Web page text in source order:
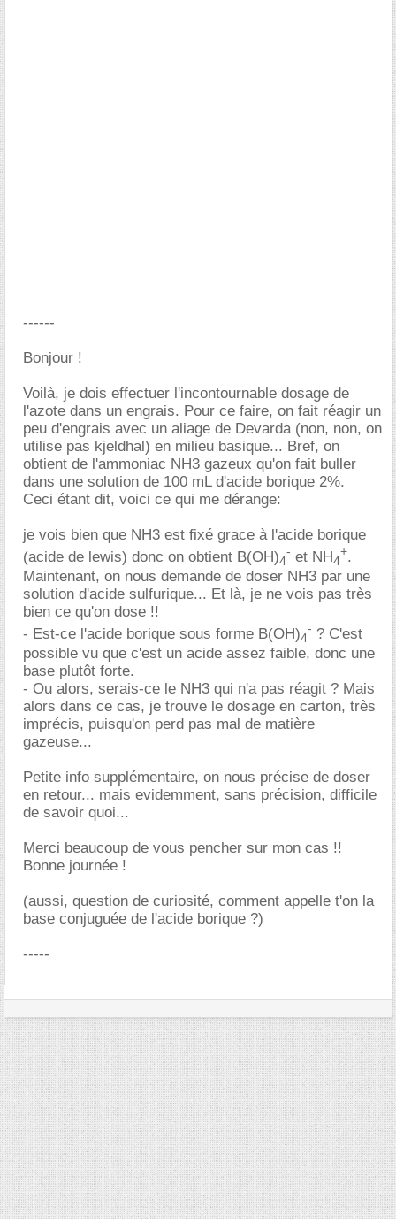
------
Bonjour !
Voilà, je dois effectuer l'incontournable dosage de
l'azote dans un engrais. Pour ce faire, on fait réagir un
peu d'engrais avec un aliage de Devarda (non, non, on
utilise pas kjeldhal) en milieu basique... Bref, on
obtient de l'ammoniac NH3 gazeux qu'on fait buller
dans une solution de 100 mL d'acide borique 2%.
Ceci étant dit, voici ce qui me dérange:
je vois bien que NH3 est fixé grace à l'acide borique
(acide de lewis) donc on obtient B(OH)4
- et NH4
+.
Maintenant, on nous demande de doser NH3 par une
solution d'acide sulfurique... Et là, je ne vois pas très
bien ce qu'on dose !!
- Est-ce l'acide borique sous forme B(OH)4
- ? C'est
possible vu que c'est un acide assez faible, donc une
base plutôt forte.
- Ou alors, serais-ce le NH3 qui n'a pas réagit ? Mais
alors dans ce cas, je trouve le dosage en carton, très
imprécis, puisqu'on perd pas mal de matière
gazeuse...
Petite info supplémentaire, on nous précise de doser
en retour... mais evidemment, sans précision, difficile
de savoir quoi...
Merci beaucoup de vous pencher sur mon cas !!
Bonne journée !
(aussi, question de curiosité, comment appelle t'on la
base conjuguée de l'acide borique ?)
-----